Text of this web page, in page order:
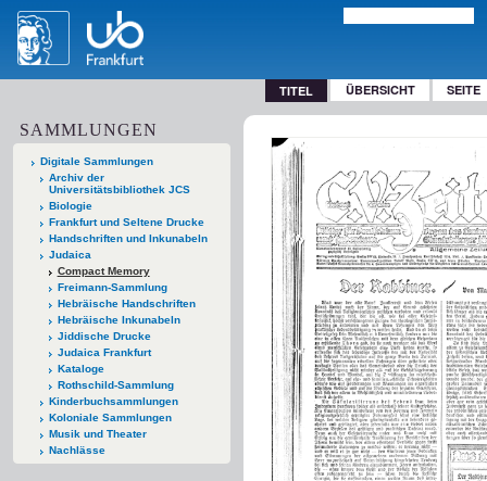
TITEL ÜBERSICHT SEITE
SAMMLUNGEN
Digitale Sammlungen
Archiv der
Universitätsbibliothek JCS
Biologie
Frankfurt und Seltene Drucke
Handschriften und Inkunabeln
Judaica
Compact Memory
Freimann-Sammlung
Hebräische Handschriften
Hebräische Inkunabeln
Jiddische Drucke
Judaica Frankfurt
Kataloge
Rothschild-Sammlung
Kinderbuchsammlungen
Koloniale Sammlungen
Musik und Theater
Nachlässe